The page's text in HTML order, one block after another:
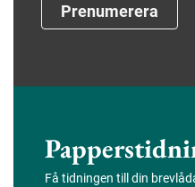
Prenumerera
Få tidningen till din